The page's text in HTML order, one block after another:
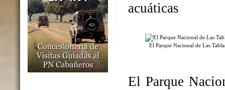
acuáticas
El Parque Nacional de Las
El Parque